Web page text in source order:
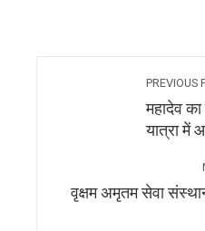
PREVIOUS
महादेव
यात्रा में
वृक्षम अमृतम सेवा